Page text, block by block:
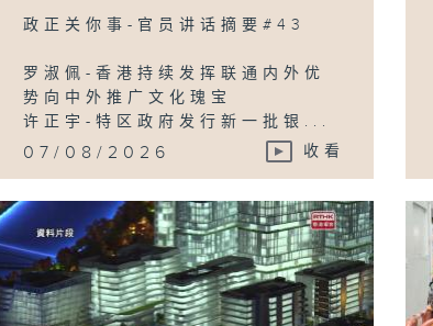
政正关你事-官员讲话摘要#43
罗淑佩-香港持续发挥联通内外优
势向中外推广文化瑰宝
许正宇-特区政府发行新一批银...
07/08/2026 收看